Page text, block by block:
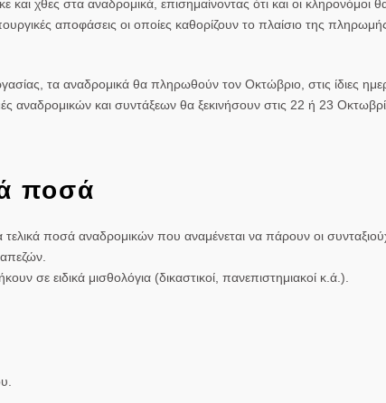
χθες στα αναδρομικά, επισημαίνοντας ότι και οι κληρονόμοι
αποφάσεις οι οποίες καθορίζουν το πλαίσιο της
τα αναδρομικά θα πληρωθούν τον Οκτώβριο, στις ίδιες
αναδρομικών και συντάξεων θα ξεκινήσουν στις 22 ή 23
ποσά
ποσά αναδρομικών που αναμένεται να πάρουν οι
σε ειδικά μισθολόγια (δικαστικοί, πανεπιστημιακοί κ.ά.).